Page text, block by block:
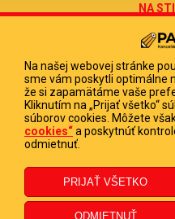
NA
Poučenie o
PAPYRUS
DIČ
IČ DPH
Na našej webovej stránke
sme vám poskytli optimálne
že si zapamätáme vaše
Kliknutím na „Prijať všetko“
súborov cookies. Môžete
cookies“a poskytnúť
odmietnuť.